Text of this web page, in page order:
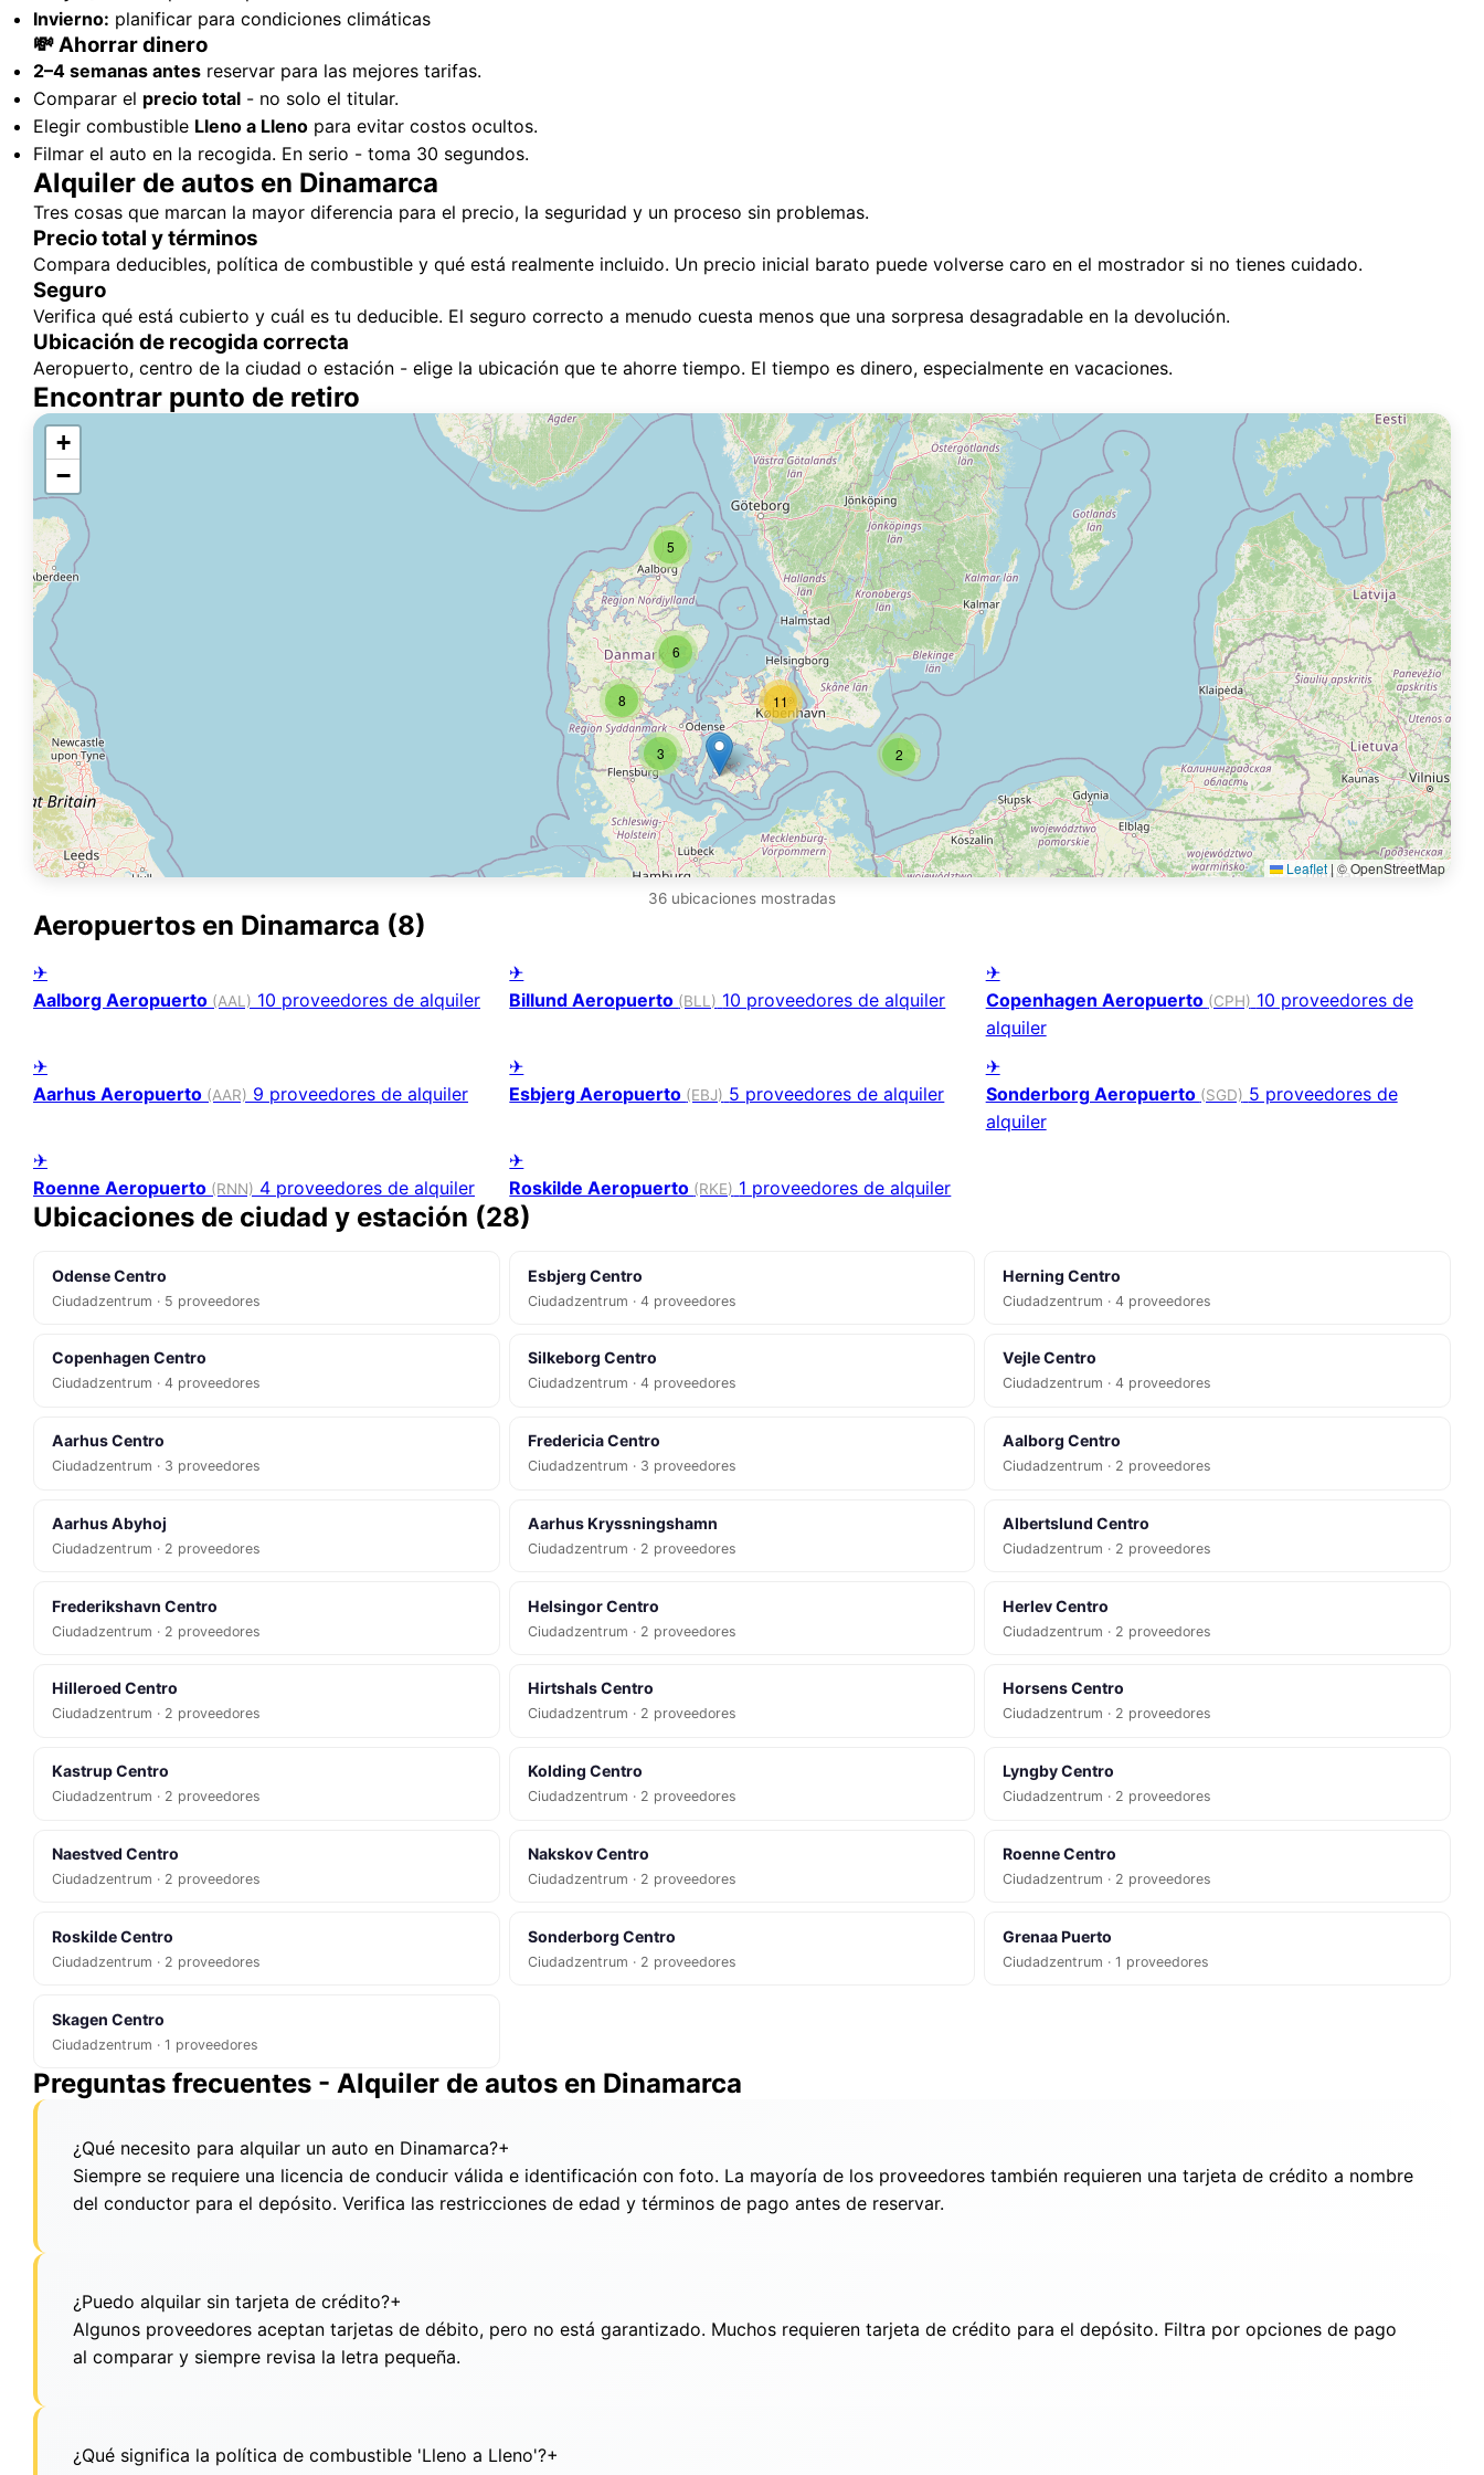
Invierno: planificar para condiciones climáticas
💸 Ahorrar dinero
2–4 semanas antes reservar para las mejores tarifas.
Comparar el precio total - no solo el titular.
Elegir combustible Lleno a Lleno para evitar costos ocultos.
Filmar el auto en la recogida. En serio - toma 30 segundos.
Alquiler de autos en Dinamarca
Tres cosas que marcan la mayor diferencia para el precio, la seguridad y un proceso sin problemas.
Precio total y términos
Compara deducibles, política de combustible y qué está realmente incluido. Un precio inicial barato puede volverse caro en el mostrador si no tienes cuidado.
Seguro
Verifica qué está cubierto y cuál es tu deducible. El seguro correcto a menudo cuesta menos que una sorpresa desagradable en la devolución.
Ubicación de recogida correcta
Aeropuerto, centro de la ciudad o estación - elige la ubicación que te ahorre tiempo. El tiempo es dinero, especialmente en vacaciones.
Encontrar punto de retiro
2
3
8 11
6
5
+
−
Leaflet | © OpenStreetMap
36 ubicaciones mostradas
Aeropuertos en Dinamarca (8)
✈
Aalborg Aeropuerto (AAL) 10 proveedores de alquiler
✈
Billund Aeropuerto (BLL) 10 proveedores de alquiler
✈
Copenhagen Aeropuerto (CPH) 10 proveedores de
alquiler
✈
Aarhus Aeropuerto (AAR) 9 proveedores de alquiler
✈
Esbjerg Aeropuerto (EBJ) 5 proveedores de alquiler
✈
Sonderborg Aeropuerto (SGD) 5 proveedores de
alquiler
✈
Roenne Aeropuerto (RNN) 4 proveedores de alquiler
✈
Roskilde Aeropuerto (RKE) 1 proveedores de alquiler
Ubicaciones de ciudad y estación (28)
Odense Centro
Ciudadzentrum · 5 proveedores
Esbjerg Centro
Ciudadzentrum · 4 proveedores
Herning Centro
Ciudadzentrum · 4 proveedores
Copenhagen Centro
Ciudadzentrum · 4 proveedores
Silkeborg Centro
Ciudadzentrum · 4 proveedores
Vejle Centro
Ciudadzentrum · 4 proveedores
Aarhus Centro
Ciudadzentrum · 3 proveedores
Fredericia Centro
Ciudadzentrum · 3 proveedores
Aalborg Centro
Ciudadzentrum · 2 proveedores
Aarhus Abyhoj
Ciudadzentrum · 2 proveedores
Aarhus Kryssningshamn
Ciudadzentrum · 2 proveedores
Albertslund Centro
Ciudadzentrum · 2 proveedores
Frederikshavn Centro
Ciudadzentrum · 2 proveedores
Helsingor Centro
Ciudadzentrum · 2 proveedores
Herlev Centro
Ciudadzentrum · 2 proveedores
Hilleroed Centro
Ciudadzentrum · 2 proveedores
Hirtshals Centro
Ciudadzentrum · 2 proveedores
Horsens Centro
Ciudadzentrum · 2 proveedores
Kastrup Centro
Ciudadzentrum · 2 proveedores
Kolding Centro
Ciudadzentrum · 2 proveedores
Lyngby Centro
Ciudadzentrum · 2 proveedores
Naestved Centro
Ciudadzentrum · 2 proveedores
Nakskov Centro
Ciudadzentrum · 2 proveedores
Roenne Centro
Ciudadzentrum · 2 proveedores
Roskilde Centro
Ciudadzentrum · 2 proveedores
Sonderborg Centro
Ciudadzentrum · 2 proveedores
Grenaa Puerto
Ciudadzentrum · 1 proveedores
Skagen Centro
Ciudadzentrum · 1 proveedores
Preguntas frecuentes - Alquiler de autos en Dinamarca
¿Qué necesito para alquilar un auto en Dinamarca?+
Siempre se requiere una licencia de conducir válida e identificación con foto. La mayoría de los proveedores también requieren una tarjeta de crédito a nombre
del conductor para el depósito. Verifica las restricciones de edad y términos de pago antes de reservar.
¿Puedo alquilar sin tarjeta de crédito?+
Algunos proveedores aceptan tarjetas de débito, pero no está garantizado. Muchos requieren tarjeta de crédito para el depósito. Filtra por opciones de pago
al comparar y siempre revisa la letra pequeña.
¿Qué significa la política de combustible 'Lleno a Lleno'?+